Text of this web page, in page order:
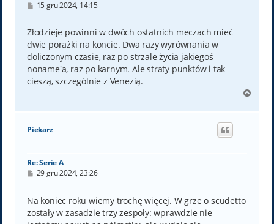
P
t
15 gru 2024, 14:15
Złodzieje powinni w dwóch ostatnich meczach mieć
dwie porażki na koncie. Dwa razy wyrównania w
doliczonym czasie, raz po strzale życia jakiegoś
noname'a, raz po karnym. Ale straty punktów i tak
cieszą, szczególnie z Venezią.
g
Piekarz
Re: Serie A
P
t
29 gru 2024, 23:26
Na koniec roku wiemy trochę więcej. W grze o scudetto
zostały w zasadzie trzy zespoły: wprawdzie nie